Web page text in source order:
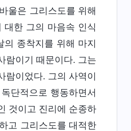
울은 그리스도를 위해
대한 그의 마음속 인식
종착지를 위해 마지
람이기 때문이다. 그는
이었다. 그의 사역이
단적으로 행동하면서
것이고 진리에 순종하
고 그리스도를 대적한